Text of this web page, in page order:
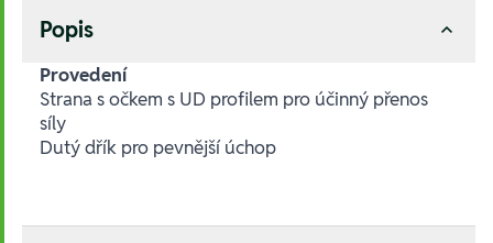
Popis
Provedení
Strana s očkem s UD profilem pro účinný přenos
síly
Dutý dřík pro pevnější úchop